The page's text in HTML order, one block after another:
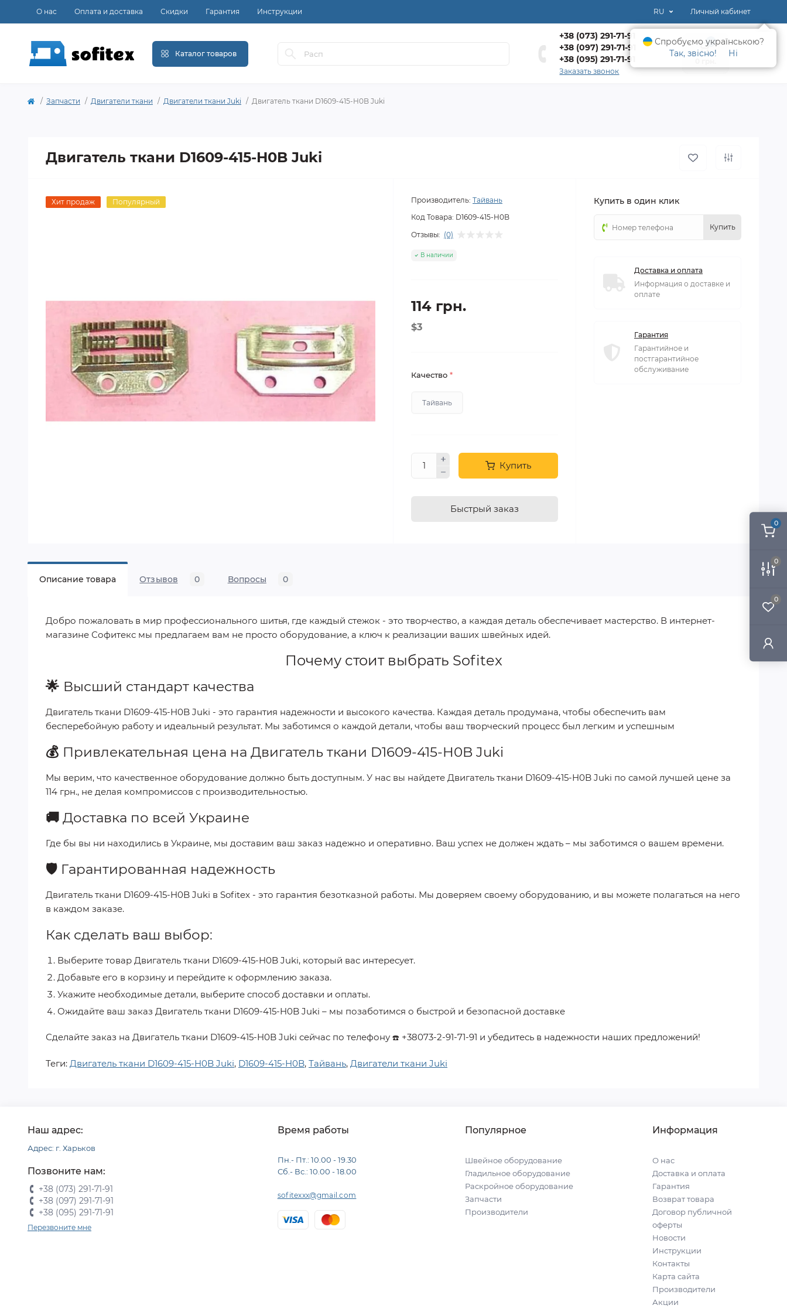
0
0
0
О нас Оплата и доставка Скидки Гарантия Инструкции RU Личный кабинет
Каталог товаров
+38 (073) 291-71-91
+38 (097) 291-71-91
+38 (095) 291-71-91
Заказать звонок
0
Запчасти Двигатели ткани Двигатели ткани Juki Двигатель ткани D1609-415-H0B Juki
Двигатель ткани D1609-415-H0B Juki
Хит продаж Популярный Производитель: Тайвань
Код Товара: D1609-415-H0B
Отзывы: (0)
В наличии
114 грн.
$3
Качество *
Тайвань
Купить
Быстрый заказ
Купить в один клик
Купить
Доставка и оплата
Информация о доставке и
оплате
Гарантия
Гарантийное и
постгарантийное
обслуживание
Описание товара Отзывов 0 Вопросы 0
Добро пожаловать в мир профессионального шитья, где каждый стежок - это творчество, а каждая деталь обеспечивает мастерство. В интернет-
магазине Софитекс мы предлагаем вам не просто оборудование, а ключ к реализации ваших швейных идей.
Почему стоит выбрать Sofitex
🌟 Высший стандарт качества
Двигатель ткани D1609-415-H0B Juki - это гарантия надежности и высокого качества. Каждая деталь продумана, чтобы обеспечить вам
бесперебойную работу и идеальный результат. Мы заботимся о каждой детали, чтобы ваш творческий процесс был легким и успешным
💰 Привлекательная цена на Двигатель ткани D1609-415-H0B Juki
Мы верим, что качественное оборудование должно быть доступным. У нас вы найдете Двигатель ткани D1609-415-H0B Juki по самой лучшей цене за
114 грн., не делая компромиссов с производительностью.
🚚 Доставка по всей Украине
Где бы вы ни находились в Украине, мы доставим ваш заказ надежно и оперативно. Ваш успех не должен ждать – мы заботимся о вашем времени.
🛡️ Гарантированная надежность
Двигатель ткани D1609-415-H0B Juki в Sofitex - это гарантия безотказной работы. Мы доверяем своему оборудованию, и вы можете полагаться на него
в каждом заказе.
Как сделать ваш выбор:
Выберите товар Двигатель ткани D1609-415-H0B Juki, который вас интересует.
Добавьте его в корзину и перейдите к оформлению заказа.
Укажите необходимые детали, выберите способ доставки и оплаты.
Ожидайте ваш заказ Двигатель ткани D1609-415-H0B Juki – мы позаботимся о быстрой и безопасной доставке
Сделайте заказ на Двигатель ткани D1609-415-H0B Juki сейчас по телефону ☎️ +38073-2-91-71-91 и убедитесь в надежности наших предложений!
Теги: Двигатель ткани D1609-415-H0B Juki, D1609-415-H0B, Тайвань, Двигатели ткани Juki
Наш адрес:
Адрес: г. Харьков
Позвоните нам:
+38 (073) 291-71-91
+38 (097) 291-71-91
+38 (095) 291-71-91
Перезвоните мне
Время работы
Пн.- Пт.: 10.00 - 19.30
Сб.- Вс.: 10.00 - 18.00
sofitexxx@gmail.com
Популярное
Швейное оборудование
Гладильное оборудование
Раскройное оборудование
Запчасти
Производители
Информация
О нас
Доставка и оплата
Гарантия
Возврат товара
Договор публичной
оферты
Новости
Инструкции
Контакты
Карта сайта
Производители
Акции
Спробуємо українською?
Так, звісно!
Ні